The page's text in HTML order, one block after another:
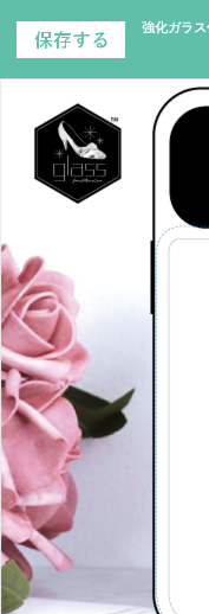
強化ガラ